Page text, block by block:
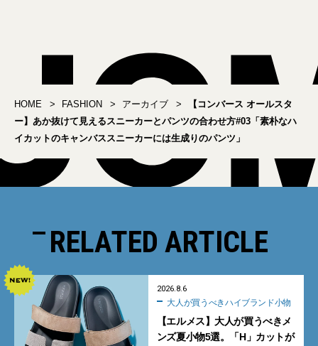
HOME FASHION アーカイブ
【コンバース オールスタ
ー】あか抜けて見えるスニーカーとパンツの合わせ方#03「素朴なハ
イカットのキャンバススニーカーには生成りのパンツ」
RELATED ARTICLE
2026.8.6
大人が買うべきハイブランド小物
【エルメス】大人が買うべきメ
ンズ夏小物5選。「H」カットが